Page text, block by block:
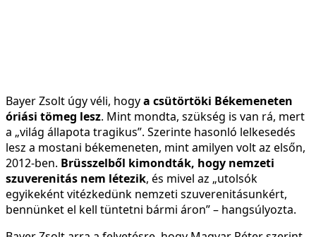
Bayer Zsolt úgy véli, hogya csütörtöki Békemeneten
óriási tömeg lesz. Mint mondta, szükség is van rá, mert
a „világ állapota tragikus”. Szerinte hasonló lelkesedés
lesz a mostani békemeneten, mint amilyen volt az elsőn,
2012-ben. Brüsszelből kimondták, hogy nemzeti
szuverenitás nem létezik, és mivel az „utolsók
egyikeként vitézkedünk nemzeti szuverenitásunkért,
bennünket el kell tüntetni bármi áron” – hangsúlyozta.